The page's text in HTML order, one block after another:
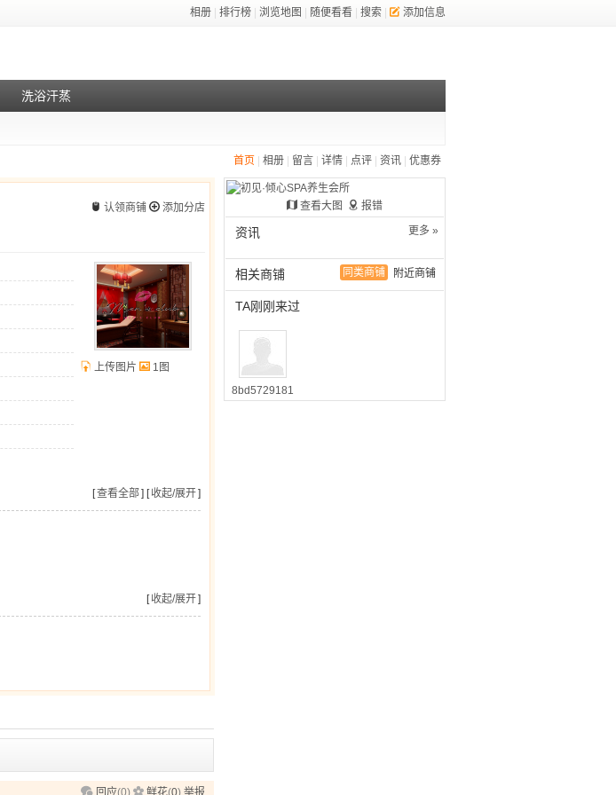
相册 排行榜 浏览地图 随便看看 搜索 添加信息
洗浴汗蒸
首页 相册 留言 详情 点评 资讯 优惠券
认领商铺 添加分店
上传图片 1图
[查看全部] [ 收起/展开]
[ 收起/展开]
回应(0) 鲜花(0) 举报
查看大图
报错
更多 »
资讯
同类商铺 附近商铺
相关商铺
TA刚刚来过
8bd5729181